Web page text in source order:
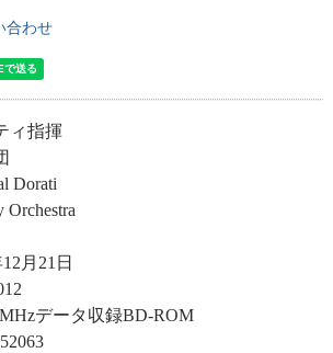
合わせ
ィ指揮
Dorati
Orchestra
月21日
データ収録BD-ROM